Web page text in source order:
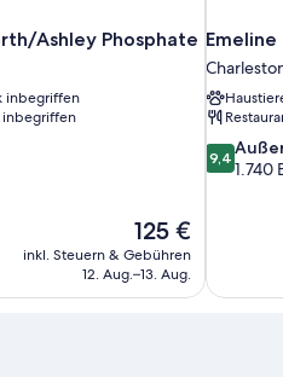
Ashley Phosphate
inbegriffen
inbegriffen
Der
Preis
beträgt
125 €
inkl. Steuern & Gebühren
12. Aug.–13. Aug.
Emeline
9.4
von
9,4
1.740